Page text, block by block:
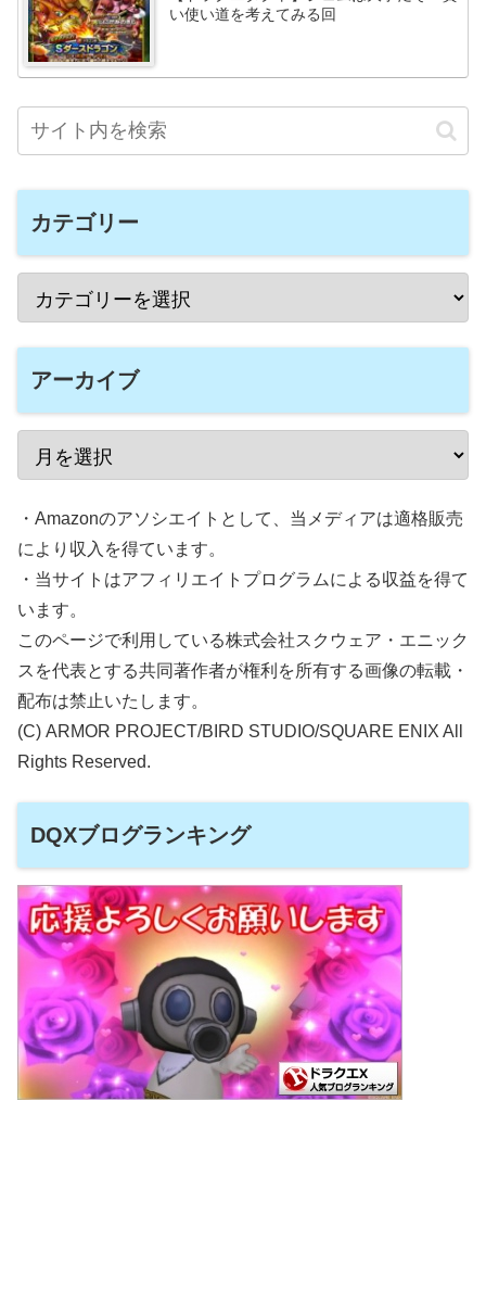
い使い道を考えてみる回
カテゴリー
アーカイブ
・Amazonのアソシエイトとして、当メディアは適格販売
により収入を得ています。
・当サイトはアフィリエイトプログラムによる収益を得て
います。
このページで利用している株式会社スクウェア・エニック
スを代表とする共同著作者が権利を所有する画像の転載・
配布は禁止いたします。
(C) ARMOR PROJECT/BIRD STUDIO/SQUARE ENIX All
Rights Reserved.
DQXブログランキング